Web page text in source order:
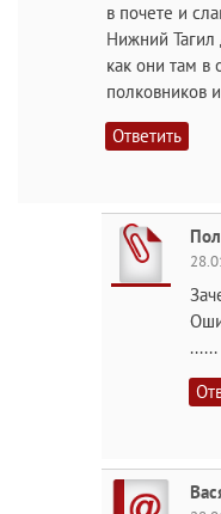
в почете и
Нижний Тагил
как они там в
полковников
Ответить
......